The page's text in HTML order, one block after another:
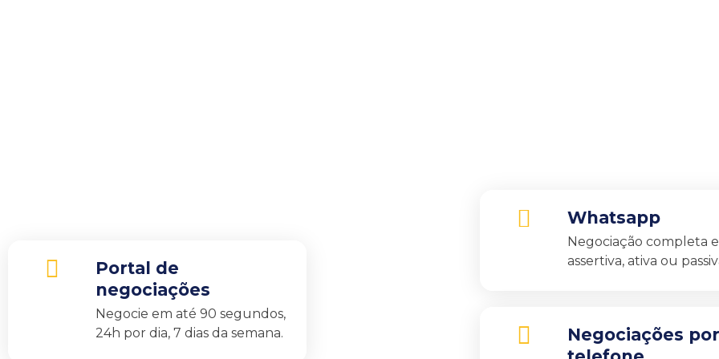
Portal de
negociações
Negocie em até 90 segundos,
24h por dia, 7 dias da semana.
Whatsapp
Negociação completa e
assertiva, ativa ou
Negociações por